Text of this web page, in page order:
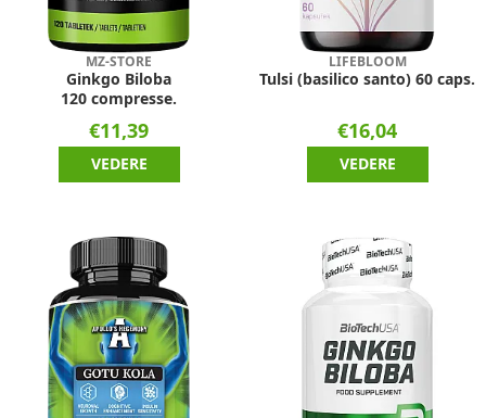
MZ-STORE
Ginkgo Biloba
120 compresse.
€11,39
VEDERE
LIFEBLOOM
Tulsi (basilico santo) 60 caps.
€16,04
VEDERE